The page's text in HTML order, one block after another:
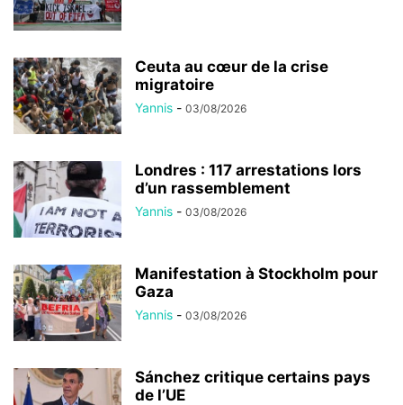
Ceuta au cœur de la crise
migratoire
Yannis - 03/08/2026
Londres : 117 arrestations lors
d’un rassemblement
Yannis - 03/08/2026
Manifestation à Stockholm pour
Gaza
Yannis - 03/08/2026
Sánchez critique certains pays
de l’UE